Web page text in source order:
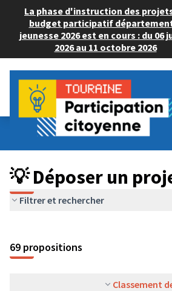
La phase d'instruction des
budget participatif
jeunesse 2026 est en cours : du 06
2026 au 11 octobre 2026
Budget Participatif ADULTE 2024
💡 Déposer un projet
💡 Déposer un
Filtrer et rechercher
69 propositions
Classement